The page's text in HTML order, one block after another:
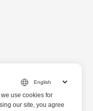
use cookies for
our site, you agree